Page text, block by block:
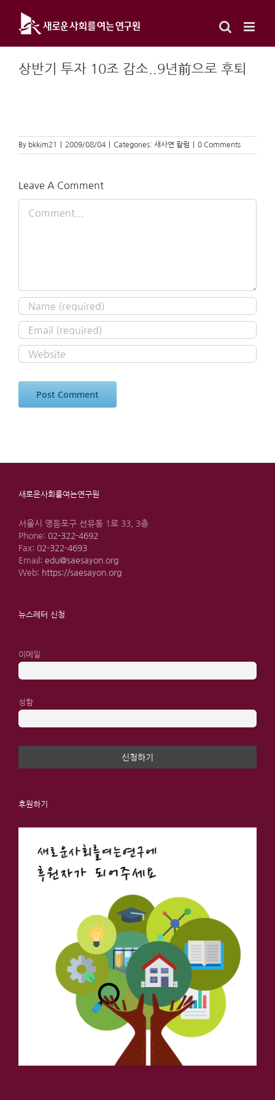
content
상반기 투자 10조 감소..9년前으로 후퇴
By bkkim21 2009/08/04 Categories: 새사연 칼럼 0 Comments
Leave A Comment
새로운사회를여는연구원
서울시 영등포구 선유동 1로 33, 3층
Phone: 02-322-4692
Fax: 02-322-4693
Email: edu@saesayon.org
Web: https://saesayon.org
뉴스레터 신청
이메일
성함
후원하기